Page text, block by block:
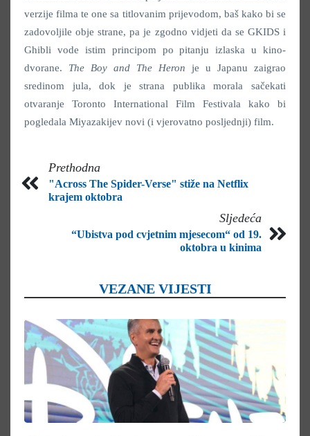
verzije filma te one sa titlovanim prijevodom, baš kako bi se
zadovoljile obje strane, pa je zgodno vidjeti da se GKIDS i
Ghibli vode istim principom po pitanju izlaska u kino-
dvorane. The Boy and The Heron je u Japanu zaigrao
sredinom jula, dok je strana publika morala sačekati
otvaranje Toronto International Film Festivala kako bi
pogledala Miyazakijev novi (i vjerovatno posljednji) film.
Prethodna
"Across The Spider-Verse" stiže na Netflix
krajem oktobra
Sljedeća
“Ubistva pod cvjetnim mjesecom“ od 19.
oktobra u kinima
VEZANE VIJESTI